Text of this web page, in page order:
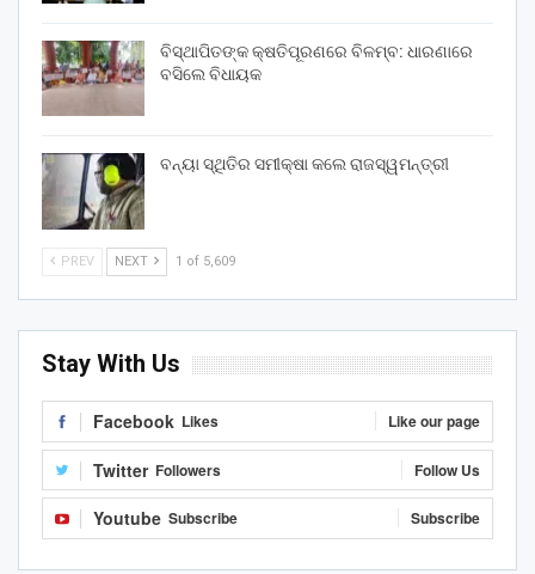
ବିସ୍ଥାପିତଙ୍କ କ୍ଷତିପୂରଣରେ ବିଳମ୍ବ: ଧାରଣାରେ
ବସିଲେ ବିଧାୟକ
ବନ୍ୟା ସ୍ଥିତିର ସମୀକ୍ଷା କଲେ ରାଜସ୍ୱମନ୍ତ୍ରୀ
PREV NEXT 1 of 5,609
Stay With Us
Facebook Likes Like our page
Twitter Followers Follow Us
Youtube Subscribe Subscribe